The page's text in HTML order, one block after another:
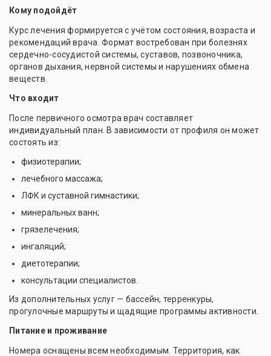
Кому подойдёт
Курс лечения формируется с учётом состояния, возраста и
рекомендаций врача. Формат востребован при болезнях
сердечно-сосудистой системы, суставов, позвоночника,
органов дыхания, нервной системы и нарушениях обмена
веществ.
Что входит
После первичного осмотра врач составляет
индивидуальный план. В зависимости от профиля он может
состоять из:
физиотерапии;
лечебного массажа;
ЛФК и суставной гимнастики;
минеральных ванн;
грязелечения;
ингаляций;
диетотерапии;
консультации специалистов.
Из дополнительных услуг — бассейн, терренкуры,
прогулочные маршруты и щадящие программы активности.
Питание и проживание
Номера оснащены всем необходимым. Территория, как